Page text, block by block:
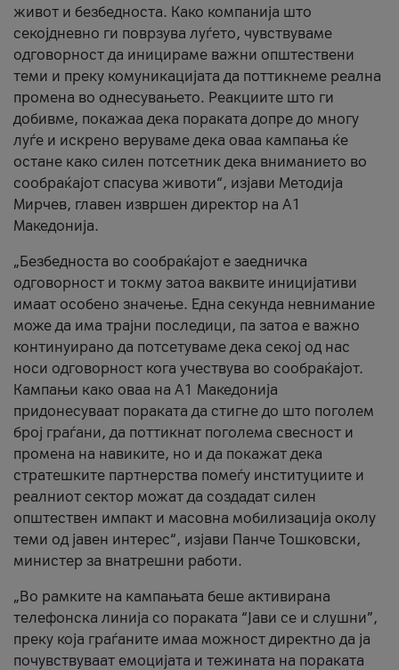
живот и безбедноста. Како компанија што
секојдневно ги поврзува луѓето, чувствуваме
одговорност да иницираме важни општествени
теми и преку комуникацијата да поттикнеме реална
промена во однесувањето. Реакциите што ги
добивме, покажаа дека пораката допре до многу
луѓе и искрено веруваме дека оваа кампања ќе
остане како силен потсетник дека вниманието во
сообраќајот спасува животи“, изјави Методија
Мирчев, главен извршен директор на А1
Македонија.
„Безбедноста во сообраќајот е заедничка
одговорност и токму затоа ваквите иницијативи
имаат особено значење. Една секунда невнимание
може да има трајни последици, па затоа е важно
континуирано да потсетуваме дека секој од нас
носи одговорност кога учествува во сообраќајот.
Кампањи како оваа на A1 Македонија
придонесуваат пораката да стигне до што поголем
број граѓани, да поттикнат поголема свесност и
промена на навиките, но и да покажат дека
стратешките партнерства помеѓу институциите и
реалниот сектор можат да создадат силен
општествен импакт и масовна мобилизација околу
теми од јавен интерес“, изјави Панче Тошковски,
министер за внатрешни работи.
„Во рамките на кампањата беше активирана
телефонска линија со пораката “Јави се и слушни”,
преку која граѓаните имаа можност директно да ја
почувствуваат емоцијата и тежината на пораката